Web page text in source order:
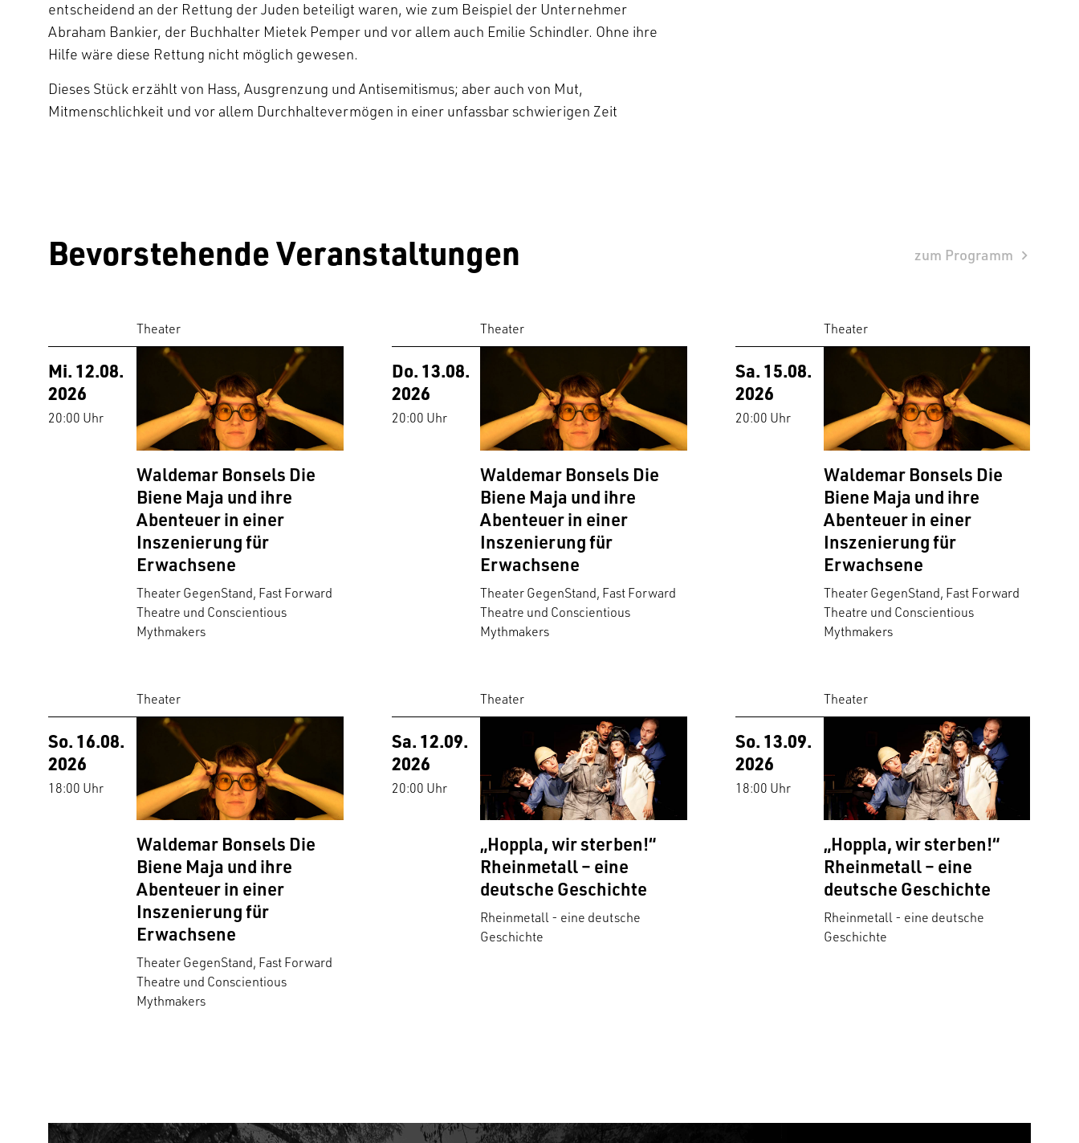
entscheidend an der Rettung der Juden beteiligt waren, wie zum Beispiel der Unternehmer
Abraham Bankier, der Buchhalter Mietek Pemper und vor allem auch Emilie Schindler. Ohne ihre
Hilfe wäre diese Rettung nicht möglich gewesen.
Dieses Stück erzählt von Hass, Ausgrenzung und Antisemitismus; aber auch von Mut,
Mitmenschlichkeit und vor allem Durchhaltevermögen in einer unfassbar schwierigen Zeit
Bevorstehende Veranstaltungen zum Programm
Theater
Mi. 12.08.
2026
20:00 Uhr
Waldemar Bonsels Die
Biene Maja und ihre
Abenteuer in einer
Inszenierung für
Erwachsene
Theater GegenStand, Fast Forward
Theatre und Conscientious
Mythmakers
Theater
Do. 13.08.
2026
20:00 Uhr
Waldemar Bonsels Die
Biene Maja und ihre
Abenteuer in einer
Inszenierung für
Erwachsene
Theater GegenStand, Fast Forward
Theatre und Conscientious
Mythmakers
Theater
Sa. 15.08.
2026
20:00 Uhr
Waldemar Bonsels Die
Biene Maja und ihre
Abenteuer in einer
Inszenierung für
Erwachsene
Theater GegenStand, Fast Forward
Theatre und Conscientious
Mythmakers
Theater
So. 16.08.
2026
18:00 Uhr
Waldemar Bonsels Die
Biene Maja und ihre
Abenteuer in einer
Inszenierung für
Erwachsene
Theater GegenStand, Fast Forward
Theatre und Conscientious
Mythmakers
Theater
Sa. 12.09.
2026
20:00 Uhr
„Hoppla, wir sterben!“
Rheinmetall – eine
deutsche Geschichte
Rheinmetall - eine deutsche
Geschichte
Theater
So. 13.09.
2026
18:00 Uhr
„Hoppla, wir sterben!“
Rheinmetall – eine
deutsche Geschichte
Rheinmetall - eine deutsche
Geschichte